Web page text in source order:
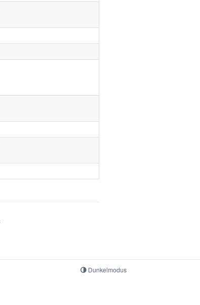
Dunkelmodus